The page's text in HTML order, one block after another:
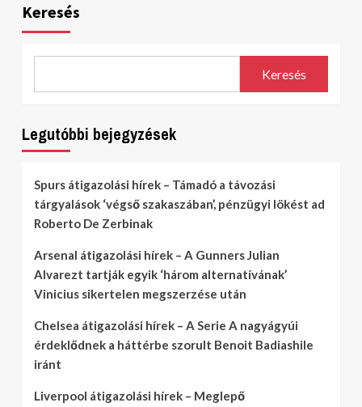
Keresés
Keresés
Legutóbbi bejegyzések
Spurs átigazolási hírek – Támadó a távozási
tárgyalások ‘végső szakaszában’, pénzügyi lökést ad
Roberto De Zerbinak
Arsenal átigazolási hírek – A Gunners Julian
Alvarezt tartják egyik ‘három alternatívának’
Vinicius sikertelen megszerzése után
Chelsea átigazolási hírek – A Serie A nagyágyúi
érdeklődnek a háttérbe szorult Benoit Badiashile
iránt
Liverpool átigazolási hírek – Meglepő